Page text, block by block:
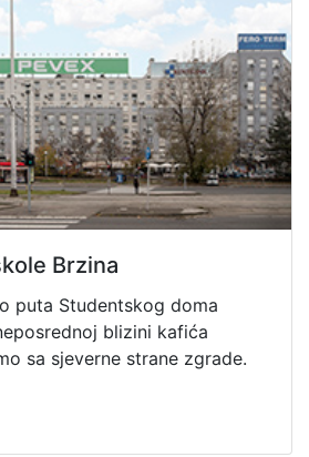
Brzina
puta Studentskog doma
blizini kafića
sa sjeverne strane zgrade.